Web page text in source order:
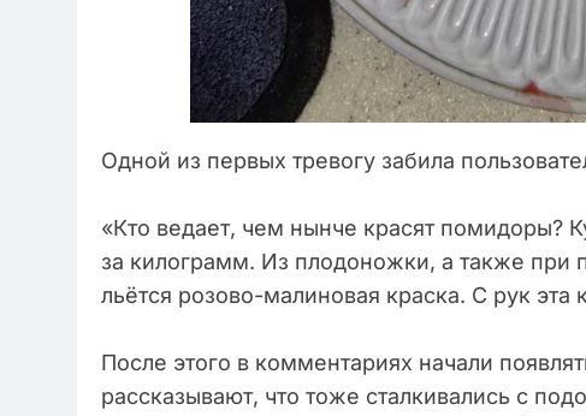
Одной из первых тревогу забила
«Кто ведает, чем нынче красят помидоры?
за килограмм. Из плодоножки, а также
льётся розово-малиновая краска. С рук эта
После этого в комментариях начали
рассказывают, что тоже сталкивались с